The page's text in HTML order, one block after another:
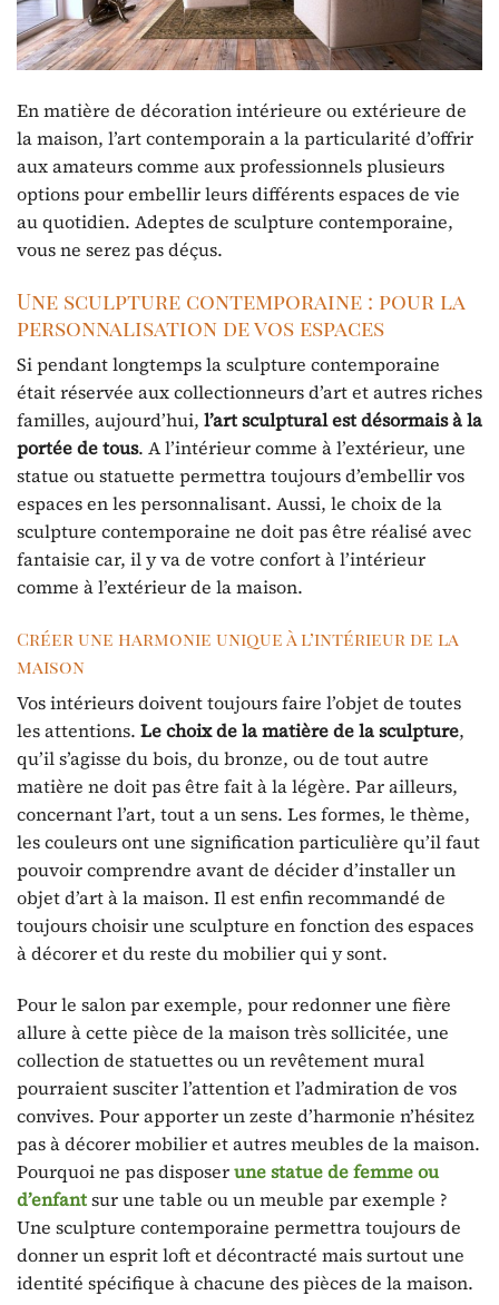
En matière de décoration intérieure ou extérieure de
la maison, l’art contemporain a la particularité d’offrir
aux amateurs comme aux professionnels plusieurs
options pour embellir leurs différents espaces de vie
au quotidien. Adeptes de sculpture contemporaine,
vous ne serez pas déçus.
Une sculpture contemporaine : pour la
personnalisation de vos espaces
Si pendant longtemps la sculpture contemporaine
était réservée aux collectionneurs d’art et autres riches
familles, aujourd’hui, l’art sculptural est désormais à la
portée de tous. A l’intérieur comme à l’extérieur, une
statue ou statuette permettra toujours d’embellir vos
espaces en les personnalisant. Aussi, le choix de la
sculpture contemporaine ne doit pas être réalisé avec
fantaisie car, il y va de votre confort à l’intérieur
comme à l’extérieur de la maison.
Créer une harmonie unique à l’intérieur de la
maison
Vos intérieurs doivent toujours faire l’objet de toutes
les attentions. Le choix de la matière de la sculpture,
qu’il s’agisse du bois, du bronze, ou de tout autre
matière ne doit pas être fait à la légère. Par ailleurs,
concernant l’art, tout a un sens. Les formes, le thème,
les couleurs ont une signification particulière qu’il faut
pouvoir comprendre avant de décider d’installer un
objet d’art à la maison. Il est enfin recommandé de
toujours choisir une sculpture en fonction des espaces
à décorer et du reste du mobilier qui y sont.
Pour le salon par exemple, pour redonner une fière
allure à cette pièce de la maison très sollicitée, une
collection de statuettes ou un revêtement mural
pourraient susciter l’attention et l’admiration de vos
convives. Pour apporter un zeste d’harmonie n’hésitez
pas à décorer mobilier et autres meubles de la maison.
Pourquoi ne pas disposerune statue de femme ou
d’enfantsur une table ou un meuble par exemple ?
Une sculpture contemporaine permettra toujours de
donner un esprit loft et décontracté mais surtout une
identité spécifique à chacune des pièces de la maison.